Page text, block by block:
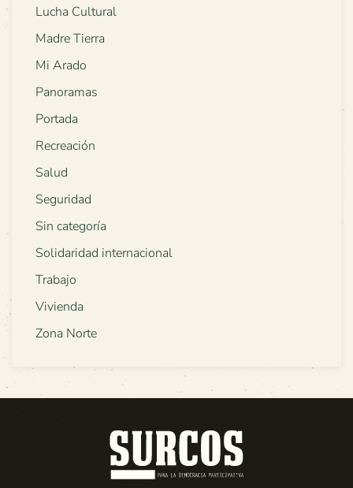
Lucha Cultural
Madre Tierra
Mi Arado
Panoramas
Portada
Recreación
Salud
Seguridad
Sin categoría
Solidaridad internacional
Trabajo
Vivienda
Zona Norte